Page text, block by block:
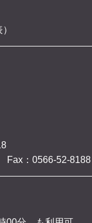
Fax：0566-52-8188